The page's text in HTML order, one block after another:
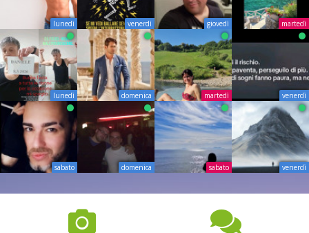
lunedì venerdì giovedì martedì
lunedì domenica martedì venerdì
sabato domenica sabato venerdì